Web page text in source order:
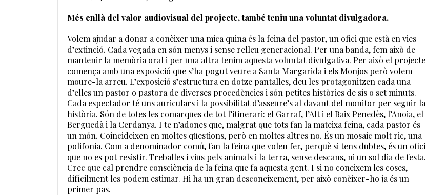
Més enllà del valor audiovisual del projecte, també teniu una voluntat divulgadora.
Volem ajudar a donar a conèixer una mica quina és la feina del pastor, un ofici que està en vies
d’extinció. Cada vegada en són menys i sense relleu generacional. Per una banda, fem això de
mantenir la memòria oral i per una altra tenim aquesta voluntat divulgativa. Per això el projecte
comença amb una exposició que s’ha pogut veure a Santa Margarida i els Monjos però volem
moure-la arreu. L’exposició s’estructura en dotze pantalles, deu les protagonitzen cada una
d’elles un pastor o pastora de diverses procedències i són petites històries de sis o set minuts.
Cada espectador té uns auriculars i la possibilitat d’asseure’s al davant del monitor per seguir la
història. Són de totes les comarques de tot l’itinerari: el Garraf, l’Alt i el Baix Penedès, l’Anoia, el
Berguedà i la Cerdanya. I te n’adones que, malgrat que tots fan la mateixa feina, cada pastor és
un món. Coincideixen en moltes qüestions, però en moltes altres no. És un mosaic molt ric, una
polifonia. Com a denominador comú, fan la feina que volen fer, perquè si tens dubtes, és un ofici
que no es pot resistir. Treballes i vius pels animals i la terra, sense descans, ni un sol dia de festa.
Crec que cal prendre consciència de la feina que fa aquesta gent. I si no coneixem les coses,
difícilment les podem estimar. Hi ha un gran desconeixement, per això conèixer-ho ja és un
primer pas.